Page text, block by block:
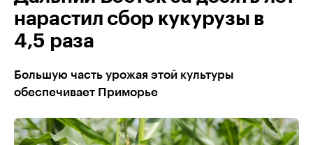
нарастил сбор кукурузы в
4,5 раза
Большую часть урожая этой культуры
обеспечивает Приморье